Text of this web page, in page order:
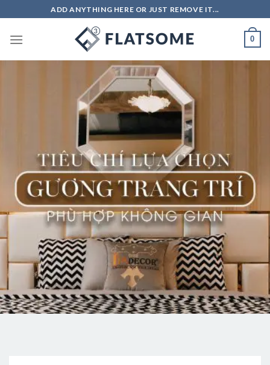
to
content
ADD ANYTHING HERE OR JUST REMOVE IT...
0